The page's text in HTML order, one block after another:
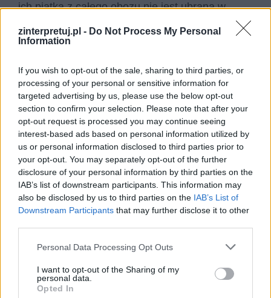
zinterpretuj.pl - Do Not Process My Personal
Information
If you wish to opt-out of the sale, sharing to third parties, or
processing of your personal or sensitive information for
targeted advertising by us, please use the below opt-out
section to confirm your selection. Please note that after your
opt-out request is processed you may continue seeing
interest-based ads based on personal information utilized by
us or personal information disclosed to third parties prior to
your opt-out. You may separately opt-out of the further
disclosure of your personal information by third parties on the
IAB’s list of downstream participants. This information may
also be disclosed by us to third parties on the IAB’s List of
Downstream Participants that may further disclose it to other
Personal Data Processing Opt Outs
I want to opt-out of the Sharing of my
personal data.
Opted In
ich piątka z całego obozu nie jest ubrana w
mężczyźni natrafiają na płaskorzeźbę, która
wszystko. Tadek pisze, że tęskni za kobietą,
wspomina ich dawne spotkania i że nie potrafi
jej sobie wyobrazić na obozowej pryczy, z
obciętymi włosami.
Następnie Tadek opisuje wszystkie „luksusy”, do
których ma dostęp w Auschwitz, kiedy mijają
długie dni oczekiwania na resztę uczestników
kursów sanitarnych z innych obozów. Opisuje
„kulturalnego” życia obozu jest tzw. puff, czyli po
prostu agencja towarzyska. Opisywanie tego, do